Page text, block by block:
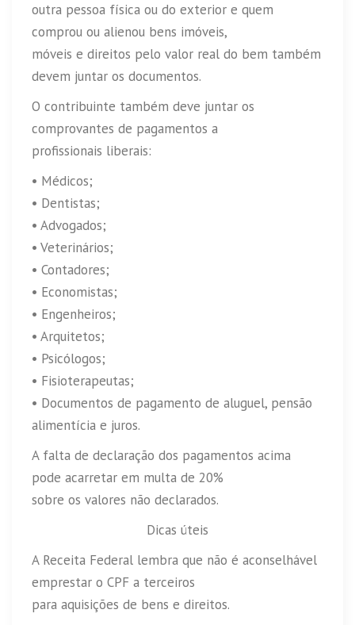
outra pessoa física ou do exterior e quem
comprou ou alienou bens imóveis,
móveis e direitos pelo valor real do bem também
devem juntar os documentos.
O contribuinte também deve juntar os
comprovantes de pagamentos a
profissionais liberais:
• Médicos;
• Dentistas;
• Advogados;
• Veterinários;
• Contadores;
• Economistas;
• Engenheiros;
• Arquitetos;
• Psicólogos;
• Fisioterapeutas;
• Documentos de pagamento de aluguel, pensão
alimentícia e juros.
A falta de declaração dos pagamentos acima
pode acarretar em multa de 20%
sobre os valores não declarados.
Dicas úteis
A Receita Federal lembra que não é aconselhável
emprestar o CPF a terceiros
para aquisições de bens e direitos.